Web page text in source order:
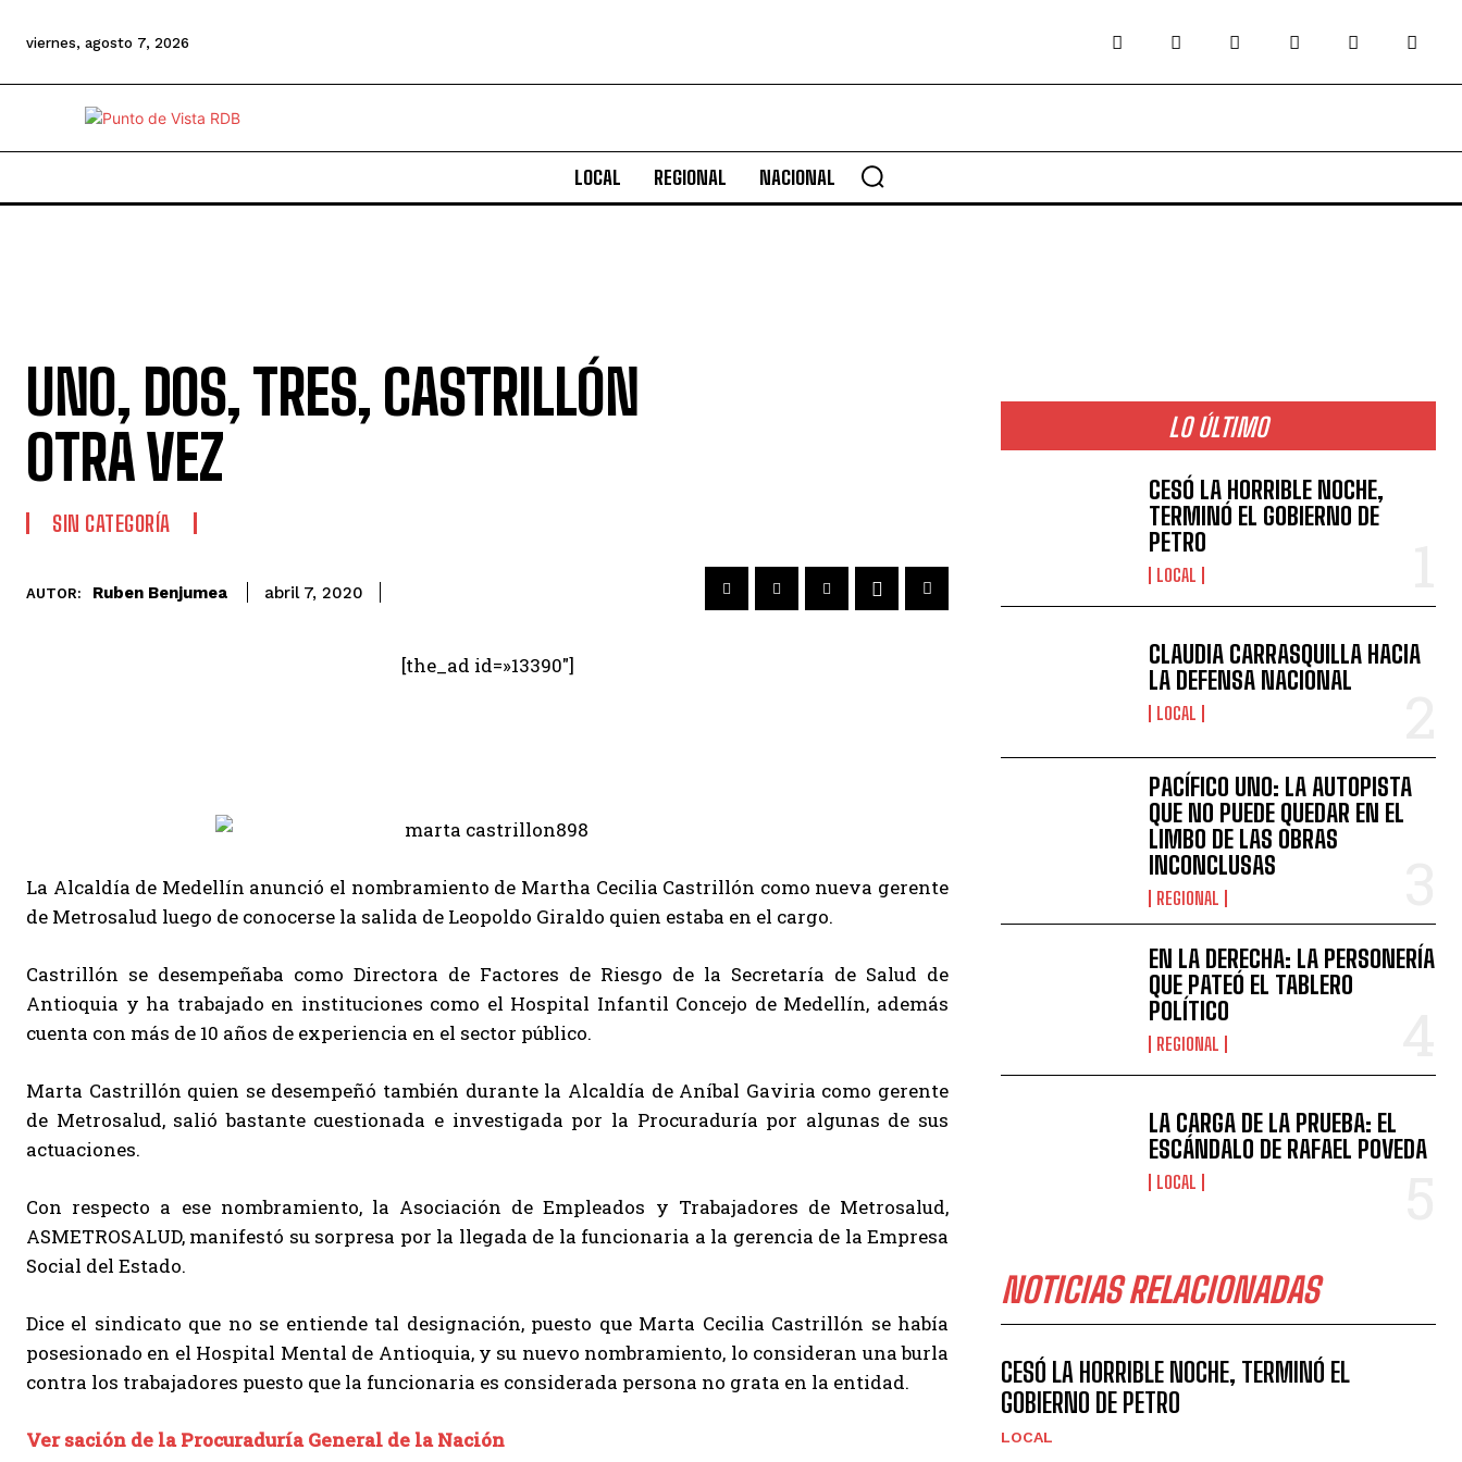
viernes, agosto 7, 2026
LOCAL REGIONAL NACIONAL
UNO, DOS, TRES, CASTRILLÓN
OTRA VEZ
SIN CATEGORÍA
AUTOR: Ruben Benjumea abril 7, 2020
[the_ad id=»13390″]
La Alcaldía de Medellín anunció el nombramiento de Martha Cecilia Castrillón como nueva gerente
de Metrosalud luego de conocerse la salida de Leopoldo Giraldo quien estaba en el cargo.
Castrillón se desempeñaba como Directora de Factores de Riesgo de la Secretaría de Salud de
Antioquia y ha trabajado en instituciones como el Hospital Infantil Concejo de Medellín, además
cuenta con más de 10 años de experiencia en el sector público.
Marta Castrillón quien se desempeñó también durante la Alcaldía de Aníbal Gaviria como gerente
de Metrosalud, salió bastante cuestionada e investigada por la Procuraduría por algunas de sus
actuaciones.
Con respecto a ese nombramiento, la Asociación de Empleados y Trabajadores de Metrosalud,
ASMETROSALUD, manifestó su sorpresa por la llegada de la funcionaria a la gerencia de la Empresa
Social del Estado.
Dice el sindicato que no se entiende tal designación, puesto que Marta Cecilia Castrillón se había
posesionado en el Hospital Mental de Antioquia, y su nuevo nombramiento, lo consideran una burla
contra los trabajadores puesto que la funcionaria es considerada persona no grata en la entidad.
Ver sación de la Procuraduría General de la Nación
LO ÚLTIMO
CESÓ LA HORRIBLE NOCHE,
TERMINÓ EL GOBIERNO DE
PETRO
LOCAL
CLAUDIA CARRASQUILLA HACIA
LA DEFENSA NACIONAL
LOCAL
PACÍFICO UNO: LA AUTOPISTA
QUE NO PUEDE QUEDAR EN EL
LIMBO DE LAS OBRAS
INCONCLUSAS
REGIONAL
EN LA DERECHA: LA PERSONERÍA
QUE PATEÓ EL TABLERO
POLÍTICO
REGIONAL
LA CARGA DE LA PRUEBA: EL
ESCÁNDALO DE RAFAEL POVEDA
LOCAL
NOTICIAS RELACIONADAS
CESÓ LA HORRIBLE NOCHE, TERMINÓ EL
GOBIERNO DE PETRO
LOCAL